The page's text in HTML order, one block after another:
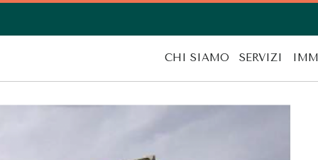
CHI SIAMO SERVIZI